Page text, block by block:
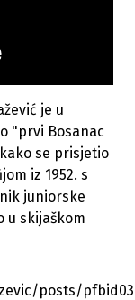
je u
"prvi Bosanac
se prisjetio
iz 1952. s
juniorske
u skijaškom
posts/